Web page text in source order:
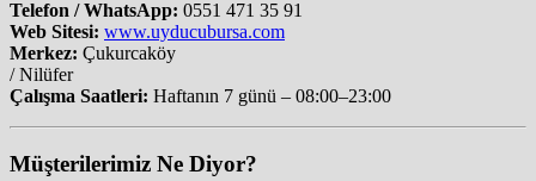
Telefon / WhatsApp: 0551 471 35 91
Web Sitesi: www.uyducubursa.com
Merkez: Çukurcaköy
/ Nilüfer
Çalışma Saatleri: Haftanın 7 günü – 08:00–23:00
Müşterilerimiz Ne Diyor?